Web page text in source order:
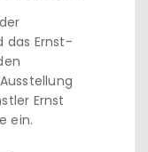
das Ernst-
Ernst
ein.